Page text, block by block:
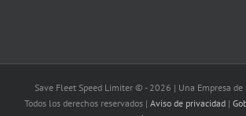
Save Fleet Speed Limiter © - 2026 | Una Empresa
Todos los derechos reservados | Aviso de privacidad |